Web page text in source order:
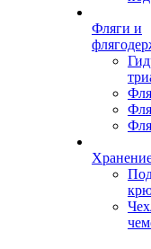
Фляги и